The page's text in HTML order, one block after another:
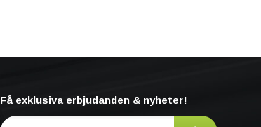
Få exklusiva erbjudanden & nyheter!